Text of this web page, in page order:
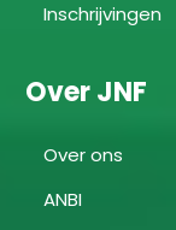
Inschrijvingen
Over JNF
Over ons
ANBI